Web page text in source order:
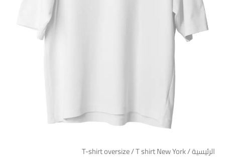
الرئيسية/
T-shirt oversize/ T shirt New York